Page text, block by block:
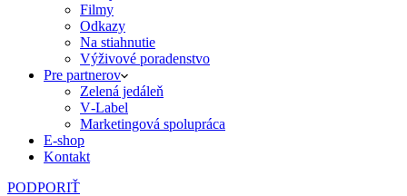
Filmy
Odkazy
Na stiahnutie
Výživové poradenstvo
Pre partnerov
Zelená jedáleň
V‑Label
Marketingová spolupráca
E‑shop
Kontakt
PODPORIŤ